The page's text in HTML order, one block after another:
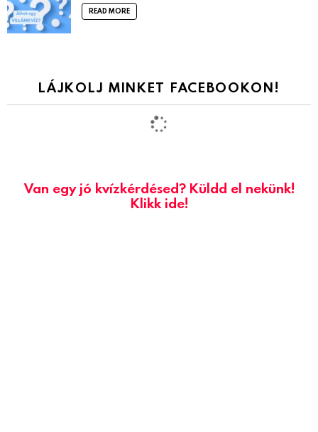
READ MORE
LÁJKOLJ MINKET FACEBOOKON!
Van egy jó kvízkérdésed? Küldd el nekünk!
Klikk ide!